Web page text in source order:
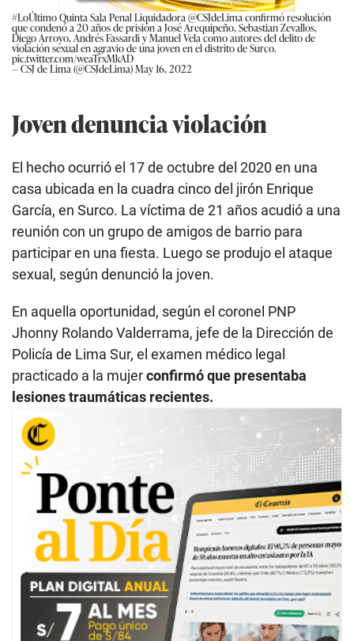
#LoÚltimoQuinta Sala Penal Liquidadora@CSJdeLimaconfirmó resolución
que condenó a 20 años de prisión a José Arequipeño, Sebastian Zevallos,
Diego Arroyo, Andrés Fassardi y Manuel Vela como autores del delito de
violación sexual en agravio de una joven en el distrito de Surco.
pic.twitter.com/weaTrxMkAD
— CSJ de Lima (@CSJdeLima)May 16, 2022
Joven denuncia violación
El hecho ocurrió el 17 de octubre del 2020 en una
casa ubicada en la cuadra cinco del jirón Enrique
García, en Surco. La víctima de 21 años acudió a una
reunión con un grupo de amigos de barrio para
participar en una fiesta. Luego se produjo el ataque
sexual, según denunció la joven.
En aquella oportunidad, según el coronel PNP
Jhonny Rolando Valderrama, jefe de la Dirección de
Policía de Lima Sur, el examen médico legal
practicado a la mujerconfirmó que presentaba
lesiones traumáticas recientes.